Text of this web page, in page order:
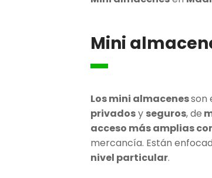
Mini
Los mini almacenesson
privadosy seguros, de
acceso más amplias
mercancía. Están
nivel particular.